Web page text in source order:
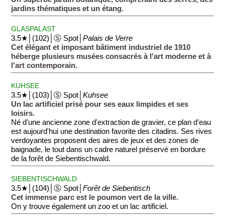
jardins thématiques et un étang.
GLASPALAST
3.5★│(102)│Ⓢ Spot│Palais de Verre
Cet élégant et imposant bâtiment industriel de 1910
héberge plusieurs musées consacrés à l'art moderne et à
l'art contemporain.
KUHSEE
3.5★│(103)│Ⓢ Spot│Kuhsee
Un lac artificiel prisé pour ses eaux limpides et ses
loisirs.
Né d'une ancienne zone d'extraction de gravier, ce plan d'eau
est aujourd'hui une destination favorite des citadins. Ses rives
verdoyantes proposent des aires de jeux et des zones de
baignade, le tout dans un cadre naturel préservé en bordure
de la forêt de Siebentischwald.
SIEBENTISCHWALD
3.5★│(104)│Ⓢ Spot│Forêt de Siebentisch
Cet immense parc est le poumon vert de la ville.
On y trouve également un zoo et un lac artificiel.